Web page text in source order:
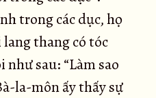
trong các dục, họ
lang thang có tóc
sau: “Làm sao
la-môn ấy thấy sự